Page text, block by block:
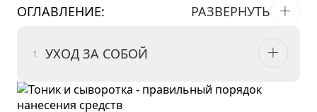
ОГЛАВЛЕНИЕ: РАЗВЕРНУТЬ
УХОД ЗА СОБОЙ